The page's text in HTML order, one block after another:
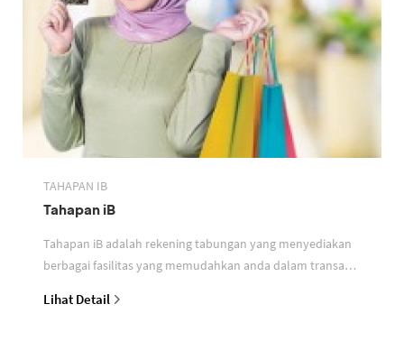
TAHAPAN IB
Tahapan iB
Tahapan iB adalah rekening tabungan yang menyediakan
berbagai fasilitas yang memudahkan anda dalam transaksi
Lihat Detail